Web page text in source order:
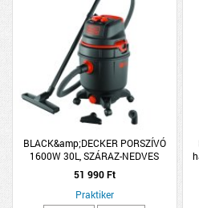
BLACK&amp;DECKER PORSZÍVÓ
1600W 30L, SZÁRAZ-NEDVES
51 990 Ft
Praktiker